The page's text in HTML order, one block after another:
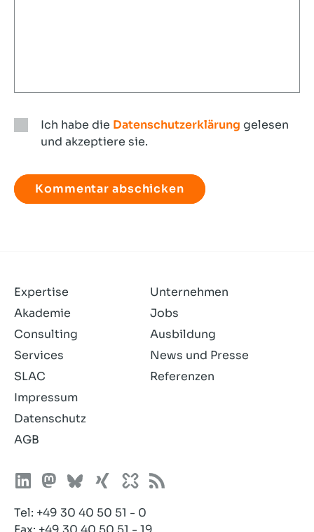
Ich habe die Datenschutzerklärung gelesen
und akzeptiere sie.
habe
die
Expertise
Akademie
Consulting
Services
SLAC
Unternehmen
Jobs
Ausbildung
News und Presse
Referenzen
Impressum
Datenschutz
AGB
Tel: +49 30 40 50 51 - 0